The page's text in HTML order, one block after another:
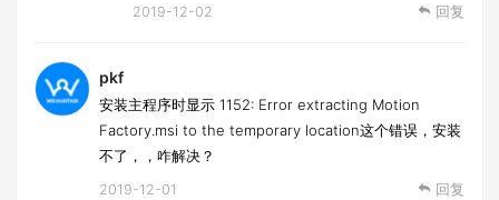
2019-12-02 回复
pkf
安装主程序时显示 1152: Error extracting Motion
Factory.msi to the temporary location这个错误，安装
不了，，咋解决？
2019-12-01 回复